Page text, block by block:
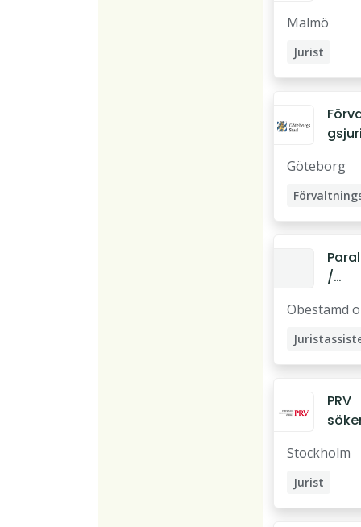
Malmö
Jurist
Domare
Göteborg
/
Obestämd
PRV
Stockholm
Jurist
IT-jurist